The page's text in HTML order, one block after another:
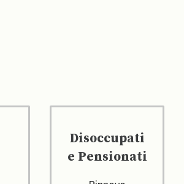
Disoccupati
e Pensionati